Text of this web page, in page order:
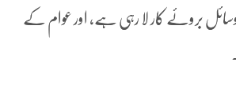
بروئے کار لا رہی ہے، اور عوام کے